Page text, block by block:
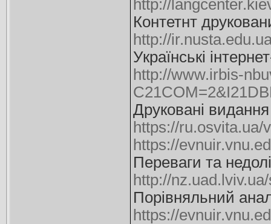
http://
Контетнт
http://
Українські
http://www.irbis-
Друковані
https://
https://
Переваги та
http://
Порівняльний
https://